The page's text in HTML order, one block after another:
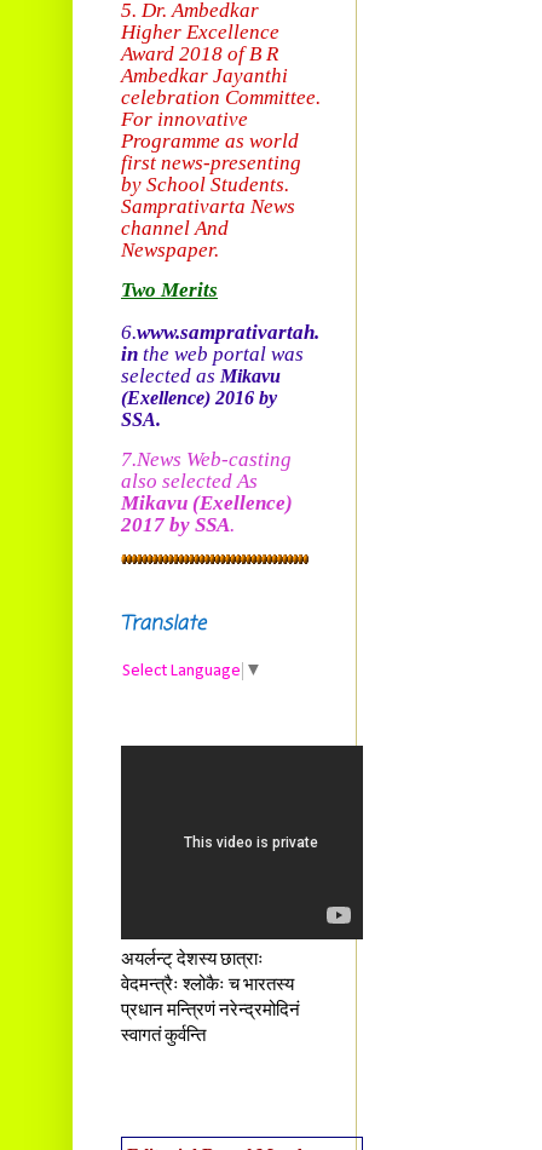
5. Dr. Ambedkar
Higher Excellence
Award 2018 of B R
Ambedkar Jayanthi
celebration Committee.
For innovative
Programme as world
first news-presenting
by School Students.
Samprativarta News
channel And
Newspaper.
Two Merits
6.www.samprativartah.
in the web portal was
selected asMikavu
(Exellence)2016 by
SSA.
7.News Web-casting
also selected As
Mikavu (Exellence)
2017 by SSA.
Translate
Select Language ▼
अयर्लन्ट् देशस्य छात्राः
वेदमन्त्रैः श्लोकैः च भारतस्य
प्रधान मन्त्रिणं नरेन्द्रमोदिनं
स्वागतं कुर्वन्ति